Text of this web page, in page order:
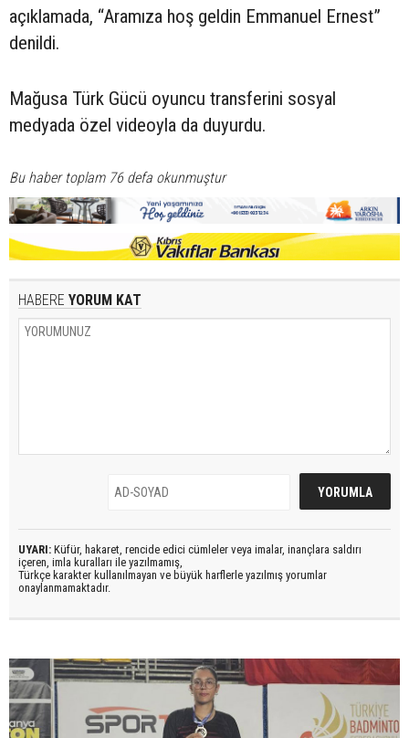
açıklamada, “Aramıza hoş geldin Emmanuel Ernest”
denildi.
Mağusa Türk Gücü oyuncu transferini sosyal
medyada özel videoyla da duyurdu.
Bu haber toplam 76 defa okunmuştur
HABERE YORUM KAT
UYARI: Küfür, hakaret, rencide edici cümleler veya imalar, inançlara saldırı
içeren, imla kuralları ile yazılmamış,
Türkçe karakter kullanılmayan ve büyük harflerle yazılmış yorumlar
onaylanmamaktadır.